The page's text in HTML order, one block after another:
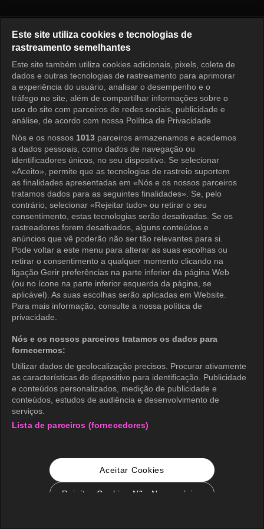
Entrar
Este site utiliza cookies e tecnologias de
rastreamento semelhantes
Este site também utiliza cookies adicionais, pixels, coleta de
dados e outras tecnologias de rastreamento para aprimorar
a experiência do usuário, analisar o desempenho e o
tráfego no site, além de compartilhar informações sobre o
uso do site com parceiros de redes sociais, publicidade e
análise, de acordo com nossa Política de Privacidade
Nós e os nossos 1013 parceiros armazenamos e acedemos
a dados pessoais, como dados de navegação ou
identificadores únicos, no seu dispositivo. Se selecionar
«Aceito», permite que as tecnologias de rastreio suportem
as finalidades apresentadas em «Nós e os nossos parceiros
tratamos dados para as seguintes finalidades». Se, pelo
contrário, selecionar «Rejeitar tudo» ou retirar o seu
consentimento, estas tecnologias serão desativadas. Se os
rastreadores forem desativados, alguns conteúdos e
anúncios que vê poderão não ser tão relevantes para si.
Pode voltar a este menu para alterar as suas escolhas ou
retirar o consentimento a qualquer momento clicando na
ligação Gerir preferências na parte inferior da página Web
(ou no ícone na parte inferior esquerda da página, se
aplicável). As suas escolhas serão aplicadas em Website.
Para mais informação, consulte a nossa política de
privacidade.
Nós e os nossos parceiros tratamos os dados para
fornecermos:
Utilizar dados de geolocalização precisos. Procurar ativamente
as características do dispositivo para identificação. Publicidade
e conteúdos personalizados, medição de publicidade e
conteúdos, estudos de audiência e desenvolvimento de
serviços.
Lista de parceiros (fornecedores)
Aceitar Cookies
Rejeitar Cookies Não Necessários